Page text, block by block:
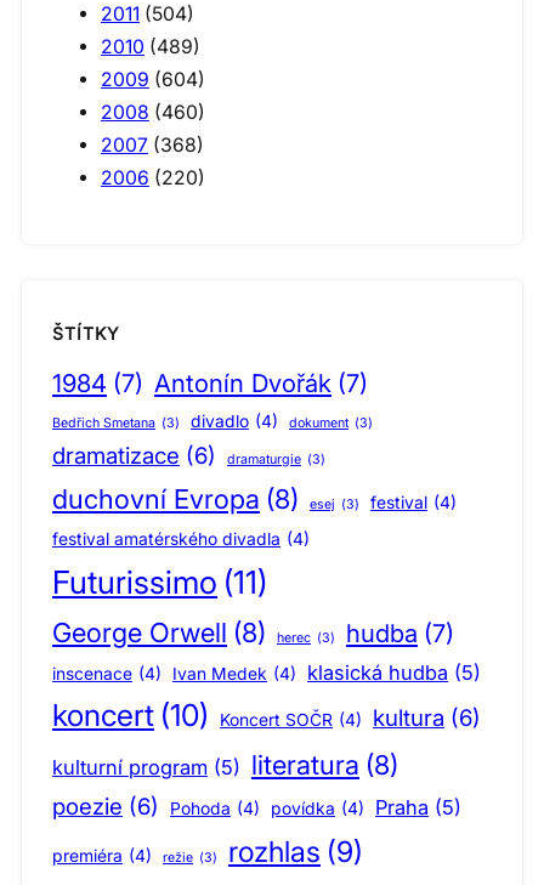
2011 (504)
2010 (489)
2009 (604)
2008 (460)
2007 (368)
2006 (220)
ŠTÍTKY
1984 (7) Antonín Dvořák (7)
Bedřich Smetana (3) divadlo (4) dokument (3)
dramatizace (6) dramaturgie (3)
duchovní Evropa (8) esej (3) festival (4)
festival amatérského divadla (4)
Futurissimo (11)
George Orwell (8) herec (3) hudba (7)
inscenace (4) Ivan Medek (4) klasická hudba (5)
koncert (10) Koncert SOČR (4) kultura (6)
kulturní program (5) literatura (8)
poezie (6) Pohoda (4) povídka (4) Praha (5)
premiéra (4) režie (3) rozhlas (9)